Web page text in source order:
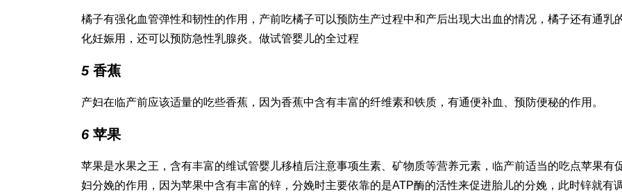
橘子有强化血管弹性和韧性的作用，产前吃橘子可以预防生产过程中和产后出现大出血的情况，橘子还有通乳
化妊娠用，还可以预防急性乳腺炎。 做试管婴儿的全过程
5香蕉
产妇在临产前应该适量的吃些香蕉，因为香蕉中含有丰富的纤维素和铁质，有通便补血、预防便秘的作用。
6 苹果
苹果是水果之王，含有丰富的维试管婴儿移植后注意事项生素、矿物质等营养元素，临产前适当的吃点苹果有
妇分娩的作用，因为苹果中含有丰富的锌，分娩时主要依靠的是ATP酶的活性来促进胎儿的分娩，此时锌就有